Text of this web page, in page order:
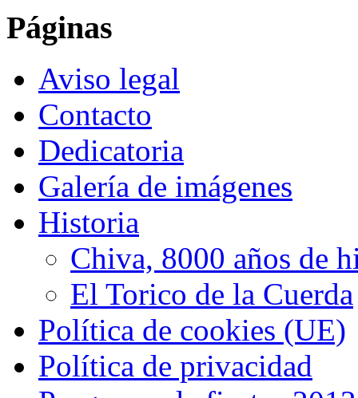
Páginas
Aviso legal
Contacto
Dedicatoria
Galería de imágenes
Historia
Chiva, 8000 años de
El Torico de la Cuerda
Política de cookies (UE)
Política de privacidad